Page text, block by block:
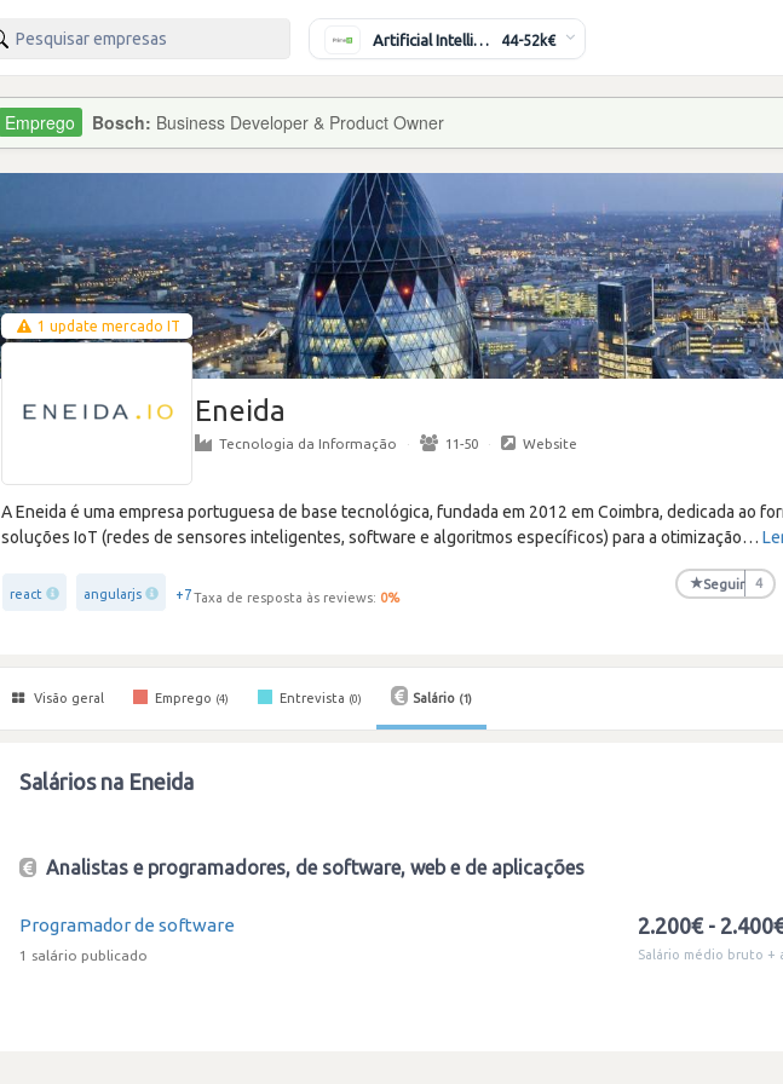
Artificial Intelligence Engineer 44-52k€
Bosch: Business Developer & Product Owner
1 update mercado IT
Eneida
Tecnologia da Informação · 11-50 · Website
A Eneida é uma empresa portuguesa de base tecnológica, fundada em 2012 em Coimbra, dedicada ao
soluções IoT (redes de sensores inteligentes, software e algoritmos específicos) para a otimização…
react angularjs +7Taxa de resposta às reviews: 0%
★Seguir 4
Visão geral Emprego (4) Entrevista (0) Salário (1)
Salários na Eneida
Analistas e programadores, de software, web e de aplicações
Programador de software
1 salário publicado
2.200€ -
Salário médio bruto +